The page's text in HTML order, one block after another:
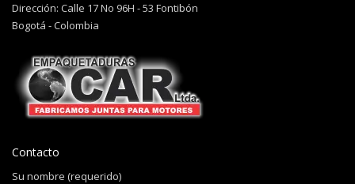
Dirección: Calle 17 No 96H - 53 Fontibón
Bogotá - Colombia
Contacto
Su nombre (requerido)